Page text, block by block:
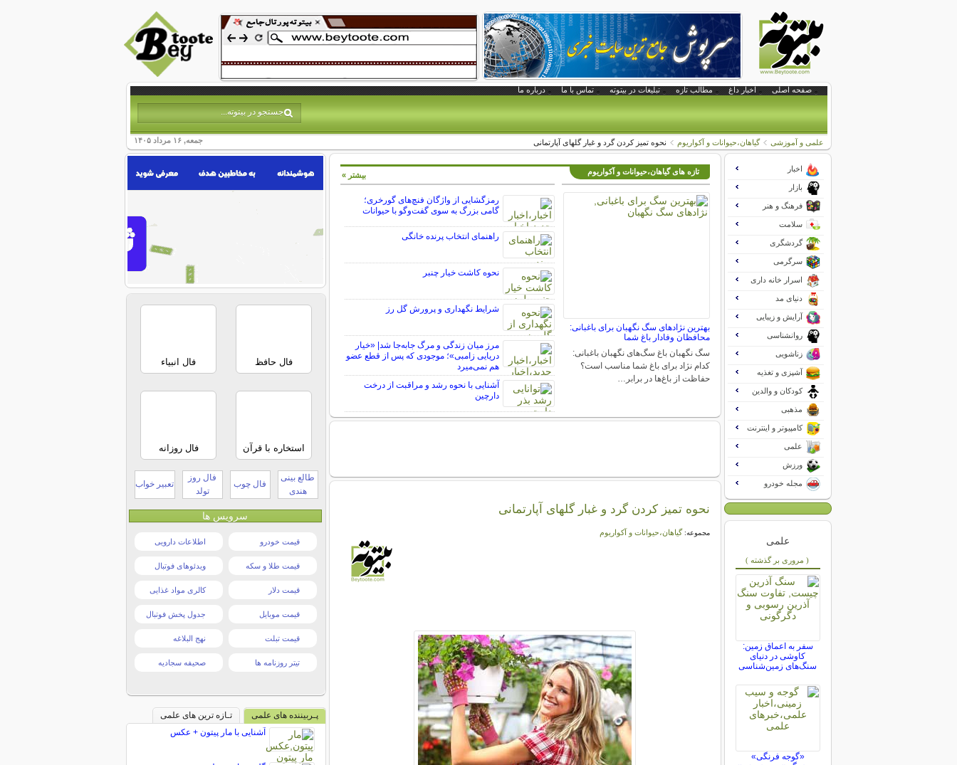
صفحه اصلی اخبار داغ مطالب تازه تبلیغات در بیتوته تماس با ما درباره ما
جمعه, ۱۶ مرداد ۱۴۰۵ علمی و آموزشی گیاهان،حیوانات و آکواریوم نحوه تمیز کردن گرد و غبار گلهای آپارتمانی
تازه های گیاهان،حیوانات و آکواریوم
بهترین نژادهای سگ نگهبان برای باغبانی:
محافظان وفادار باغ شما
سگ نگهبان باغ سگ‌های نگهبان باغبانی:
کدام نژاد برای باغ شما مناسب است؟
حفاظت از باغ‌ها در برابر…
رمزگشایی از واژگان فنچ‌های گورخری؛
گامی بزرگ به سوی گفت‌وگو با حیوانات
راهنمای انتخاب پرنده خانگی
نحوه کاشت خیار چنبر
شرایط نگهداری و پرورش گل رز
مرز میان زندگی و مرگ جابه‌جا شد| «خیار
دریایی زامبی»؛ موجودی که پس از قطع عضو
هم نمی‌میرد
آشنایی با نحوه رشد و مراقبت از درخت
دارچین
بیشتر »
نحوه تمیز کردن گرد و غبار گلهای آپارتمانی
مجموعه:گیاهان،حیوانات و آکواریوم
اخبار
بازار
فرهنگ و هنر
سلامت
گردشگری
سرگرمی
اسرار خانه داری
دنیای مد
آرایش و زیبایی
روانشناسی
زناشویی
آشپزی و تغذیه
کودکان و والدین
مذهبی
کامپیوتر و اینترنت
علمی
ورزش
مجله خودرو
علمی
( مروری بر گذشته )
سفر به اعماق زمین:
کاوشی در دنیای
سنگ‌های زمین‌شناسی
«گوجه فرنگی»
فال حافظ فال انبیاء
استخاره با قرآن فال روزانه
طالع بینی
هندی
فال چوب
فال روز
تولد
تعبیر خواب
سرویس ها
قیمت خودرو اطلاعات دارویی
قیمت طلا و سکه ویدئوهای فوتبال
قیمت دلار کالری مواد غذایی
قیمت موبایل جدول پخش فوتبال
قیمت تبلت نهج البلاغه
تیتر روزنامه ها صحیفه سجادیه
پـربیننده های علمی
تـازه ترین های علمی
آشنایی با مار پیتون + عکس